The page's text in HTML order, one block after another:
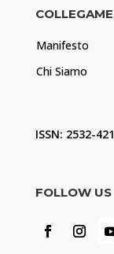
Manifesto
Chi Siamo
ISSN: 2532-
FOLLOW US